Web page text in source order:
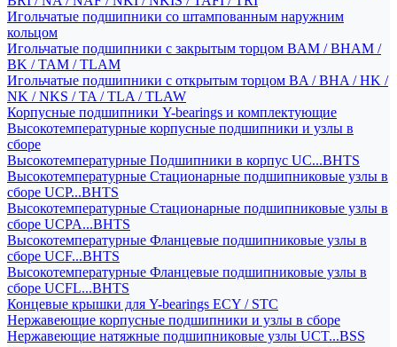
Игольчатые подшипники со штампованным наружним
кольцом
Игольчатые подшипники с закрытым торцом BAM / BHAM /
BK / TAM / TLAM
Игольчатые подшипники с открытым торцом BA / BHA / HK /
NK / NKS / TA / TLA / TLAW
Корпусные подшипники Y-bearings и комплектующие
Высокотемпературные корпусные подшипники и узлы в
сборе
Высокотемпературные Подшипники в корпус UC...BHTS
Высокотемпературные Стационарные подшипниковые узлы в
сборе UCP...BHTS
Высокотемпературные Стационарные подшипниковые узлы в
сборе UCPA...BHTS
Высокотемпературные Фланцевые подшипниковые узлы в
сборе UCF...BHTS
Высокотемпературные Фланцевые подшипниковые узлы в
сборе UCFL...BHTS
Концевые крышки для Y-bearings ECY / STC
Нержавеющие корпусные подшипники и узлы в сборе
Нержавеющие натяжные подшипниковые узлы UCT...BSS